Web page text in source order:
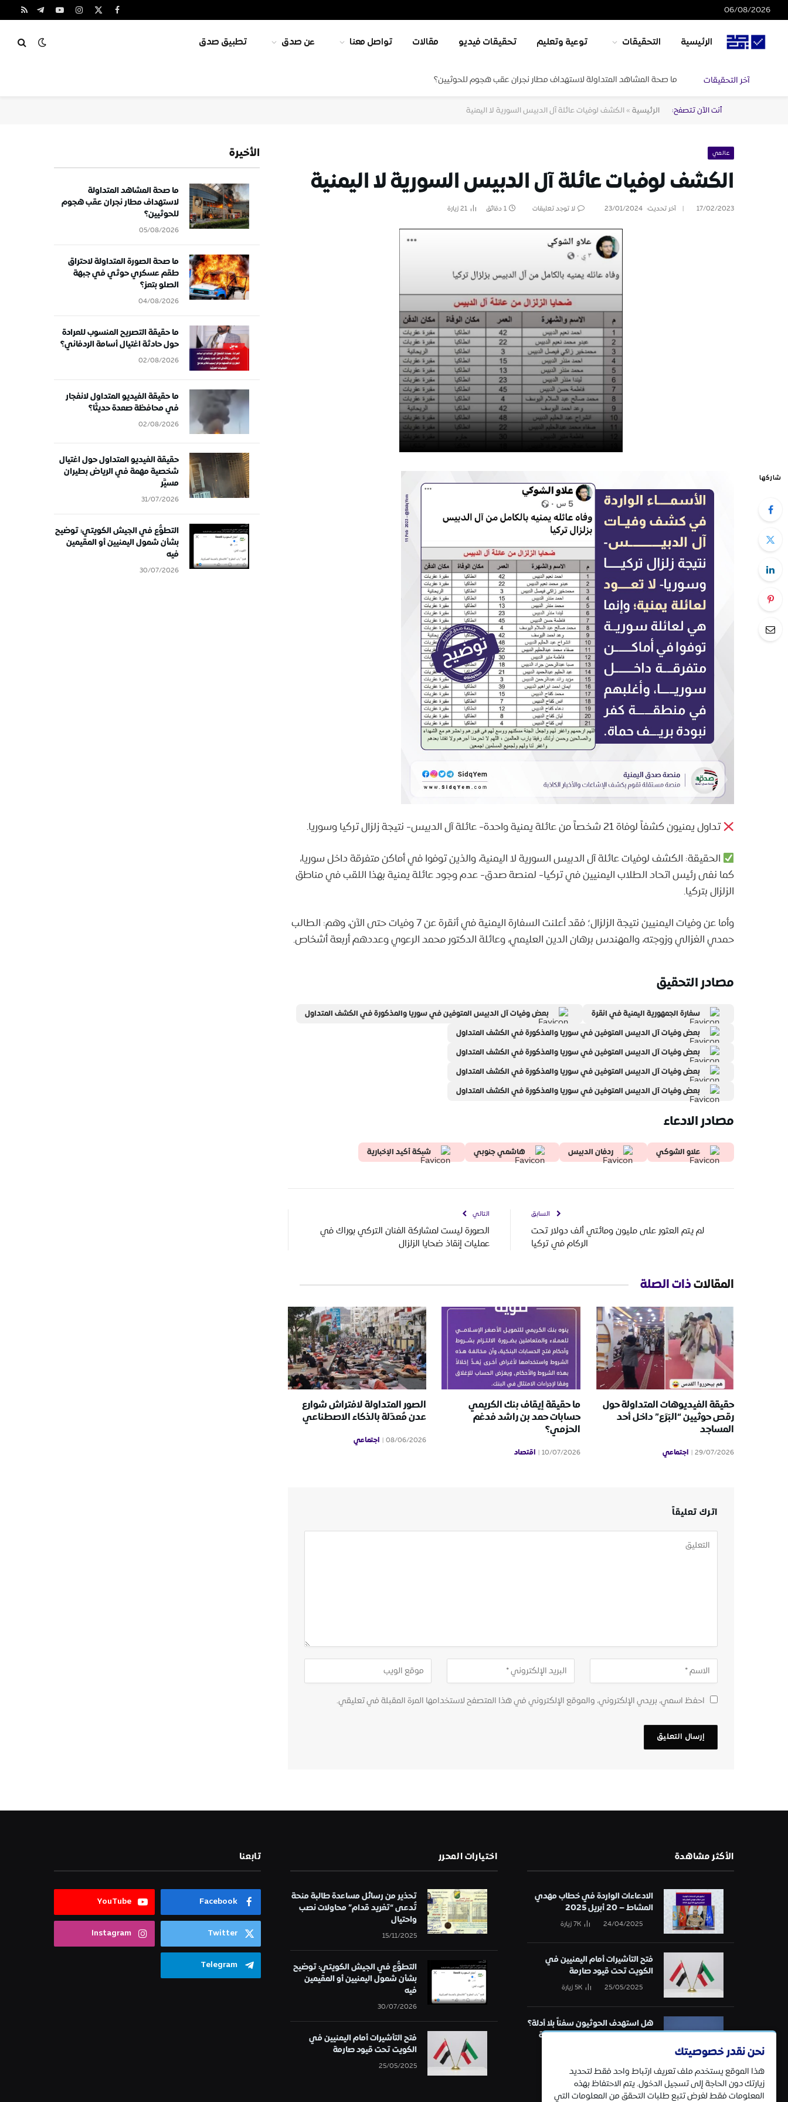
06/08/2026 فيسبوك
X
الانستغراميوتيوبتيلقرامRSS
الرئيسية التحقيقات توعية وتعليم تحقيقات فيديو مقالات تواصل معنا عن صدق تطبيق صدق
آخر التحقيقات ما صحة المشاهد المتداولة لاستهداف مطار نجران عقب هجوم للحوثيين؟
أنت الآن تتصفح: الرئيسية» الكشف لوفيات عائلة آل الدبيس السورية لا اليمنية
عالمي
الكشف لوفيات عائلة آل الدبيس السورية لا اليمنية
17/02/2023 آخر تحديث: 23/01/2024 لا توجد تعليقات 1 دقائق 21زيارة
شاركها
تداول يمنيون كشفاً لوفاة 21 شخصاً من عائلة يمنية واحدة- عائلة آل الدبيس- نتيجة زلزال تركيا وسوريا.
الحقيقة: الكشف لوفيات عائلة آل الدبيس السورية لا اليمنية، والذين توفوا في أماكن متفرقة داخل سوريا،
كما نفى رئيس اتحاد الطلاب اليمنيين في تركيا- لمنصة صدق- عدم وجود عائلة يمنية بهذا اللقب في مناطق
الزلزال بتركيا.
وأما عن وفيات اليمنيين نتيجة الزلزال؛ فقد أعلنت السفارة اليمنية في أنقرة عن 7 وفيات حتى الآن، وهم: الطالب
حمدي الغزالي وزوجته، والمهندس برهان الدين العليمي، وعائلة الدكتور محمد الرعوي وعددهم أربعة أشخاص.
مصادر التحقيق
سفارة الجمهورية اليمنية في انقرة
بعض وفيات آل الدبيس المتوفين في سوريا والمذكورة في الكشف المتداول
بعض وفيات آل الدبيس المتوفين في سوريا والمذكورة في الكشف المتداول
بعض وفيات آل الدبيس المتوفين في سوريا والمذكورة في الكشف المتداول
بعض وفيات آل الدبيس المتوفين في سوريا والمذكورة في الكشف المتداول
بعض وفيات آل الدبيس المتوفين في سوريا والمذكورة في الكشف المتداول
مصادر الادعاء
علاو الشوكي ردفان الدبيس هاشمي جنوبي شبكة أكيد الإخبارية
السابق
لم يتم العثور على مليون ومائتي ألف دولار تحت
الركام في تركيا
التالي
الصورة ليست لمشاركة الفنان التركي بوراك في
عمليات إنقاذ ضحايا الزلزال
المقالاتذات الصلة
حقيقة الفيديوهات المتداولة حول
رقص حوثيين “البَرَع” داخل أحد
المساجد
29/07/2026 اجتماعي
ما حقيقة إيقاف بنك الكريمي
حسابات حمد بن راشد فدغم
الحزمي؟
10/07/2026 اقتصاد
الصور المتداولة لافتراش شوارع
عدن مُعدّلة بالذكاء الاصطناعي
08/06/2026 اجتماعي
اترك تعليقاً
احفظ اسمي، بريدي الإلكتروني، والموقع الإلكتروني في هذا المتصفح لاستخدامها المرة المقبلة في تعليقي.
الأخيرة
ما صحة المشاهد المتداولة
لاستهداف مطار نجران عقب هجوم
للحوثيين؟
05/08/2026
ما صحة الصورة المتداولة لاحتراق
طقم عسكري حوثي في جبهة
الصلو بتعز؟
04/08/2026
ما حقيقة التصريح المنسوب للعرادة
حول حادثة اغتيال أسامة الردفاني؟
02/08/2026
ما حقيقة الفيديو المتداول لانفجار
في محافظة صعدة حديثًا؟
02/08/2026
حقيقة الفيديو المتداول حول اغتيال
شخصية مهمة في الرياض بطيران
مسيَّر
31/07/2026
التطوُّع في الجيش الكويتي: توضيح
بشأن شمول اليمنيين أو المقيمين
فيه
30/07/2026
الأكثر مشاهدة
الادعاءات الواردة في خطاب مهدي
المشاط – 20 أبريل 2025
24/04/2025
7Kزيارة
فتح التأشيرات أمام اليمنيين في
الكويت تحت قيود صارمة
25/05/2025
5Kزيارة
هل استهدف الحوثيون سفناً بلا أدلة؟
تحقيق في قائمة الهجمات البحرية
اختيارات المحرر
تحذير من رسائل مساعدة طالبة منحة
تُدعى “تغريد قدام” محاولات نصب
واحتيال
15/11/2025
التطوُّع في الجيش الكويتي: توضيح
بشأن شمول اليمنيين أو المقيمين
فيه
30/07/2026
فتح التأشيرات أمام اليمنيين في
الكويت تحت قيود صارمة
25/05/2025
تابعنا
Facebook
YouTube
Twitter
Instagram
Telegram
نحن نقدر خصوصيتك
هذا الموقع يستخدم ملف تعريف ارتباط واحد فقط لتحديد
زيارتك دون الحاجة إلى تسجيل الدخول. يتم الاحتفاظ بهذه
المعلومات فقط لغرض تتبع طلبات التحقق من المعلومات التي